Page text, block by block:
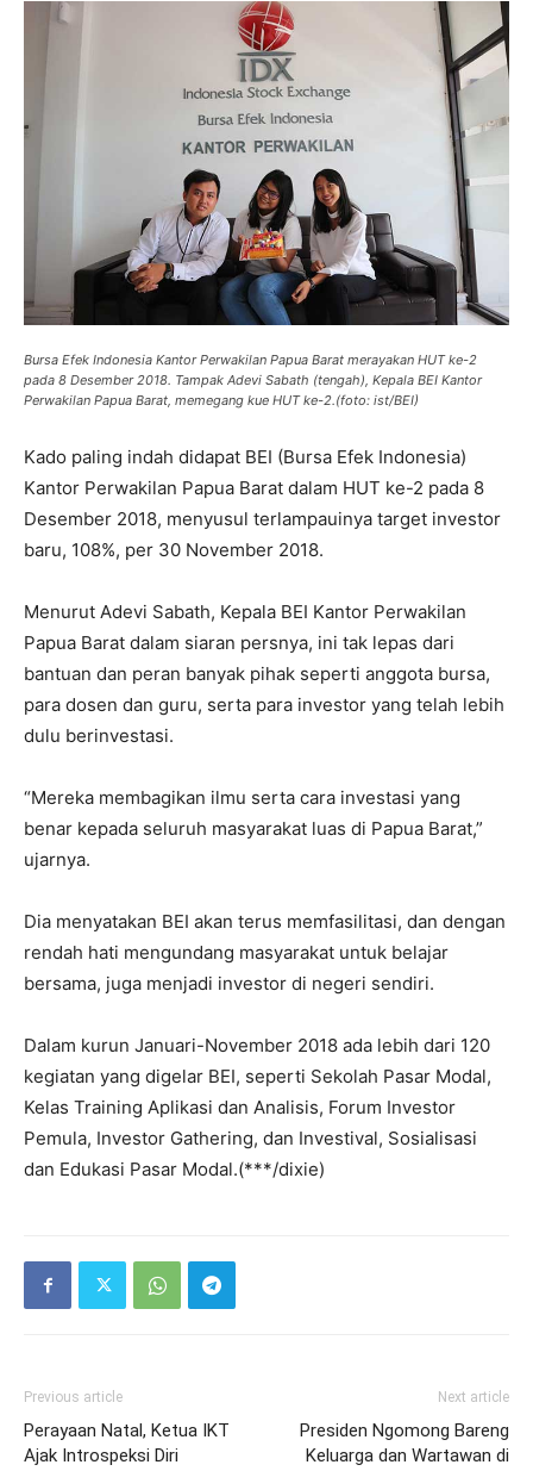
Bursa Efek Indonesia Kantor Perwakilan Papua Barat merayakan HUT ke-2
pada 8 Desember 2018. Tampak Adevi Sabath (tengah), Kepala BEI Kantor
Perwakilan Papua Barat, memegang kue HUT ke-2.(foto: ist/BEI)
Kado paling indah didapat BEI (Bursa Efek Indonesia)
Kantor Perwakilan Papua Barat dalam HUT ke-2 pada 8
Desember 2018, menyusul terlampauinya target investor
baru, 108%, per 30 November 2018.
Menurut Adevi Sabath, Kepala BEI Kantor Perwakilan
Papua Barat dalam siaran persnya, ini tak lepas dari
bantuan dan peran banyak pihak seperti anggota bursa,
para dosen dan guru, serta para investor yang telah lebih
dulu berinvestasi.
“Mereka membagikan ilmu serta cara investasi yang
benar kepada seluruh masyarakat luas di Papua Barat,”
ujarnya.
Dia menyatakan BEI akan terus memfasilitasi, dan dengan
rendah hati mengundang masyarakat untuk belajar
bersama, juga menjadi investor di negeri sendiri.
Dalam kurun Januari-November 2018 ada lebih dari 120
kegiatan yang digelar BEI, seperti Sekolah Pasar Modal,
Kelas Training Aplikasi dan Analisis, Forum Investor
Pemula, Investor Gathering, dan Investival, Sosialisasi
dan Edukasi Pasar Modal.(***/dixie)
Previous article
Perayaan Natal, Ketua IKT
Ajak Introspeksi Diri
Next article
Presiden Ngomong Bareng
Keluarga dan Wartawan di